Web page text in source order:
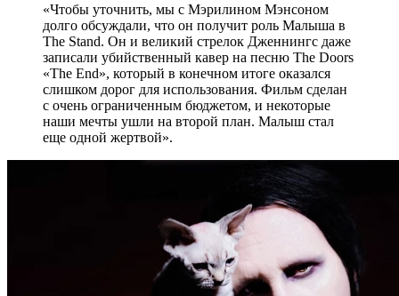
«Чтобы уточнить, мы с Мэрилином Мэнсоном
долго обсуждали, что он получит роль Малыша в
The Stand. Он и великий стрелок Дженнингс даже
записали убийственный кавер на песню The Doors
«The End», который в конечном итоге оказался
слишком дорог для использования. Фильм сделан
с очень ограниченным бюджетом, и некоторые
наши мечты ушли на второй план. Малыш стал
еще одной жертвой».